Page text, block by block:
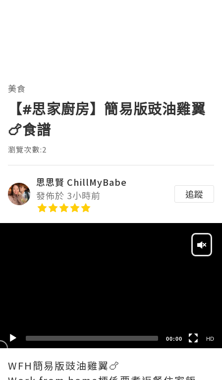
美食
【#思家廚房】簡易版豉油雞翼
🍗食譜
瀏覽次數:2
思思賢 ChillMyBabe
發佈於 3小時前
追蹤
00:00 HD
WFH簡易版豉油雞翼🍗